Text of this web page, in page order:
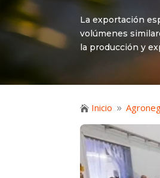
La exportación
volúmenes
la producción y
 Inicio 9